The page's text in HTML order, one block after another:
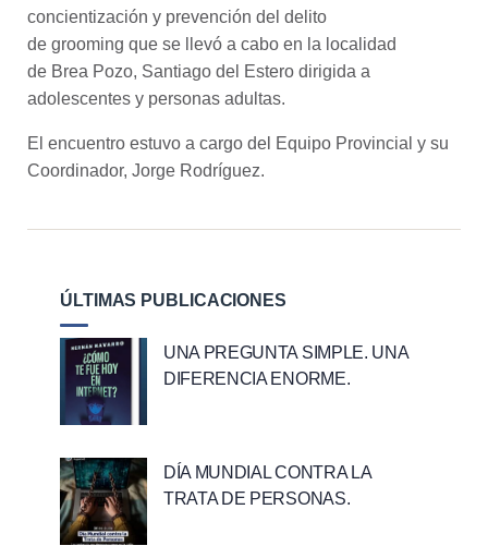
concientización y prevención del delito
de grooming que se llevó a cabo en la localidad
de Brea Pozo, Santiago del Estero dirigida a
adolescentes y personas adultas.
El encuentro estuvo a cargo del Equipo Provincial y su
Coordinador, Jorge Rodríguez.
ÚLTIMAS PUBLICACIONES
UNA PREGUNTA SIMPLE. UNA
DIFERENCIA ENORME.
DÍA MUNDIAL CONTRA LA
TRATA DE PERSONAS.